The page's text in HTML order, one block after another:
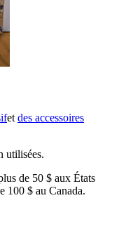
et des accessoires
utilisées.
de 50 $ aux États
100 $ au Canada.